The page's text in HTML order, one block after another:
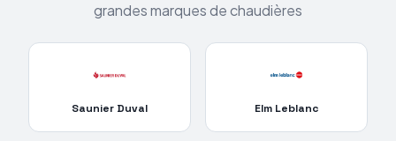
grandes marques de chaudières
Saunier Duval Elm Leblanc